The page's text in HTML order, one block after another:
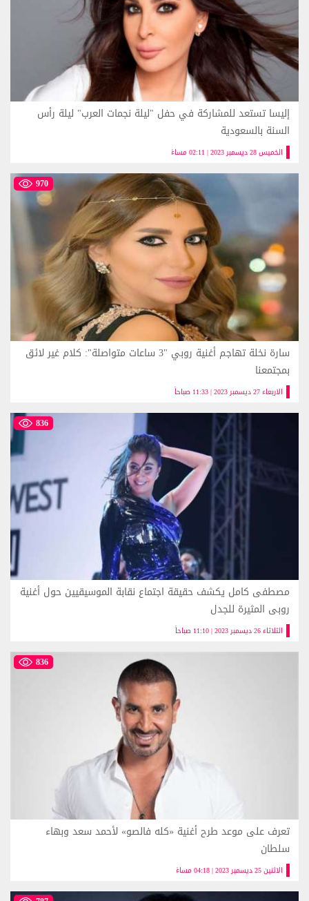
الخميس 28 ديسمبر 2023 | 02:11 مساءً
إليسا تستعد للمشاركة في حفل "ليلة نجمات العرب" ليلة رأس
السنة بالسعودية
970
الاربعاء 27 ديسمبر 2023 | 11:33 صباحاً
سارة نخلة تهاجم أغنية روبي "3 ساعات متواصلة": كلام غير لائق
بمجتمعنا
836
الثلاثاء 26 ديسمبر 2023 | 11:10 صباحاً
مصطفى كامل يكشف حقيقة اجتماع نقابة الموسيقيين حول أغنية
روبى المثيرة للجدل
836
الاثنين 25 ديسمبر 2023 | 04:18 مساءً
تعرف على موعد طرح أغنية «كله فالصو» لأحمد سعد وبهاء
سلطان